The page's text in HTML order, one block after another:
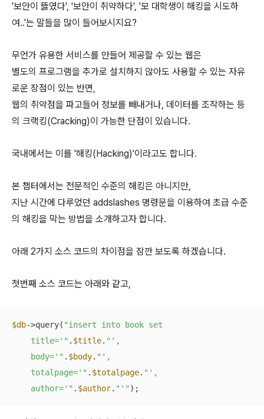
'보안이 뜷였다', '보안이 취약하다', '모 대학생이 해킹을 시도하
여..'는 말들을 많이 들어보시지요?
무언가 유용한 서비스를 만들어 제공할 수 있는 웹은
별도의 프로그램을 추가로 설치하지 않아도 사용할 수 있는 자유
로운 장점이 있는 반면,
웹의 취약점을 파고들어 정보를 빼내거나, 데이터를 조작하는 등
의 크랙킹(Cracking)이 가능한 단점이 있습니다.
국내에서는 이를 '해킹(Hacking)'이라고도 합니다.
본 챕터에서는 전문적인 수준의 해킹은 아니지만,
지난 시간에 다루었던 addslashes 명령문을 이용하여 초급 수준
의 해킹을 막는 방법을 소개하고자 합니다.
아래 2가지 소스 코드의 차이점을 잠깐 보도록 하겠습니다.
첫번째 소스 코드는 아래와 같고,
$db->query( "insert into book set
    title='"
. $title. "',
    body='"
. $body. "',
    totalpage='"
. $totalpage. "',
    author='"
. $author. "'" );